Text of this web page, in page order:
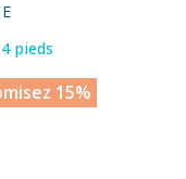
pieds
15%